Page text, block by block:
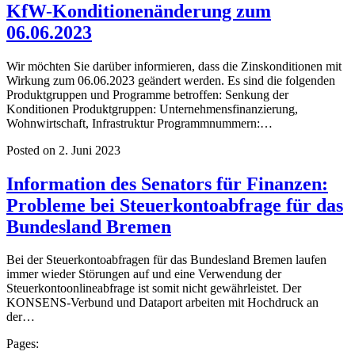
KfW-Konditionenänderung zum
06.06.2023
Wir möchten Sie darüber informieren, dass die Zinskonditionen mit
Wirkung zum 06.06.2023 geändert werden. Es sind die folgenden
Produktgruppen und Programme betroffen: Senkung der
Konditionen Produktgruppen: Unternehmensfinanzierung,
Wohnwirtschaft, Infrastruktur Programmnummern:…
Posted on 2. Juni 2023
Information des Senators für Finanzen:
Probleme bei Steuerkontoabfrage für das
Bundesland Bremen
Bei der Steuerkontoabfragen für das Bundesland Bremen laufen
immer wieder Störungen auf und eine Verwendung der
Steuerkontoonlineabfrage ist somit nicht gewährleistet. Der
KONSENS-Verbund und Dataport arbeiten mit Hochdruck an
der…
Pages: